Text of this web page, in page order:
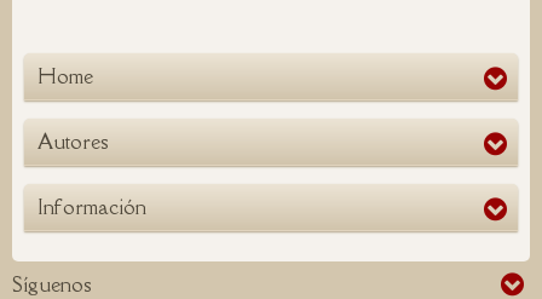
Home
Autores
Información
Síguenos